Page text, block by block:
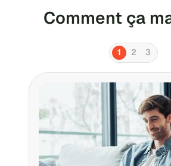
Comment ça
1 2 3